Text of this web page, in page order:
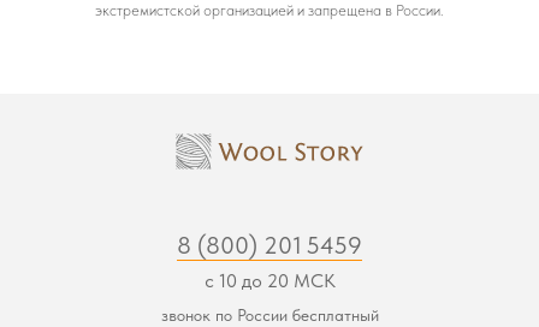
экстремистской организацией и запрещена в России.
8 (800) 201 5459
с 10 до 20 МСК
звонок по России бесплатный